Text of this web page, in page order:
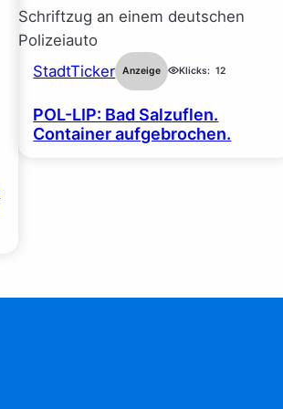
StadtTicker Anzeige Klicks: 12
POL-LIP: Bad Salzuflen.
Container aufgebrochen.